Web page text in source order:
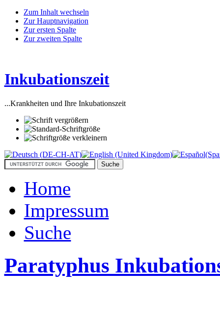
Zum Inhalt wechseln
Zur Hauptnavigation
Zur ersten Spalte
Zur zweiten Spalte
Inkubationszeit
...Krankheiten und Ihre Inkubationszeit
Home
Impressum
Suche
Paratyphus